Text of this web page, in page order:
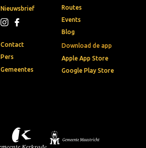
Nieuwsbrief
Download de app
Apple App Store
Google Play Store
Routes
Events
Blog
Contact
Pers
Gemeentes